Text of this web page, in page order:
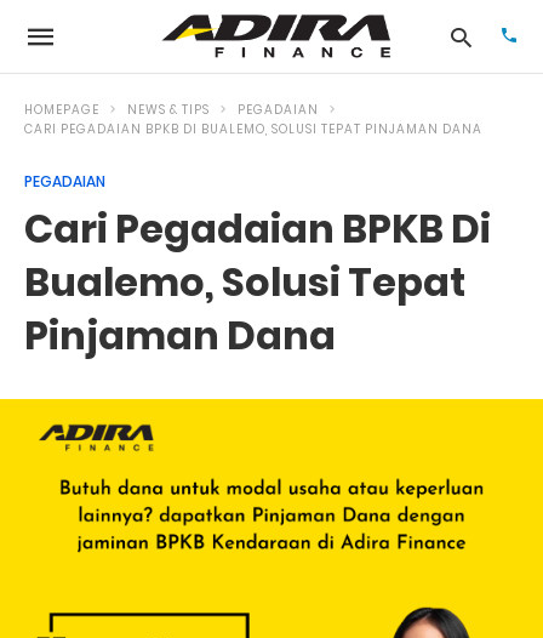
HOMEPAGE NEWS & TIPS
PEGADAIAN
CARI PEGADAIAN BPKB DI BUALEMO, SOLUSI TEPAT PINJAMAN DANA
PEGADAIAN
Cari Pegadaian BPKB Di
Bualemo, Solusi Tepat
Pinjaman Dana